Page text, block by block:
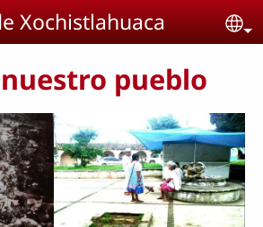
principal
Xochistlahuaca
pueblo